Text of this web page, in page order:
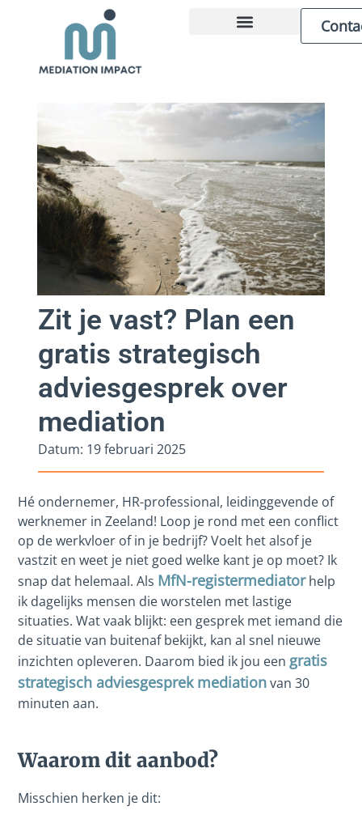
Zit je vast? Plan een
gratis strategisch
adviesgesprek over
mediation
Datum: 19 februari 2025
Hé ondernemer, HR-professional, leidinggevende of
werknemer in Zeeland! Loop je rond met een conflict
op de werkvloer of in je bedrijf? Voelt het alsof je
vastzit en weet je niet goed welke kant je op moet? Ik
snap dat helemaal. Als MfN-registermediatorhelp
ik dagelijks mensen die worstelen met lastige
situaties. Wat vaak blijkt: een gesprek met iemand die
de situatie van buitenaf bekijkt, kan al snel nieuwe
inzichten opleveren. Daarom bied ik jou eengratis
strategisch adviesgesprek mediationvan 30
minuten aan.
Waarom dit aanbod?
Misschien herken je dit: